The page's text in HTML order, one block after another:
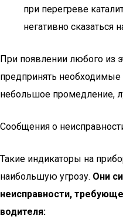
при перегреве
негативно сказаться
При появлении любого из
предпринять
небольшое промедление,
Сообщения о
Такие индикаторы на
наибольшую угрозу. Они
неисправности,
водителя: